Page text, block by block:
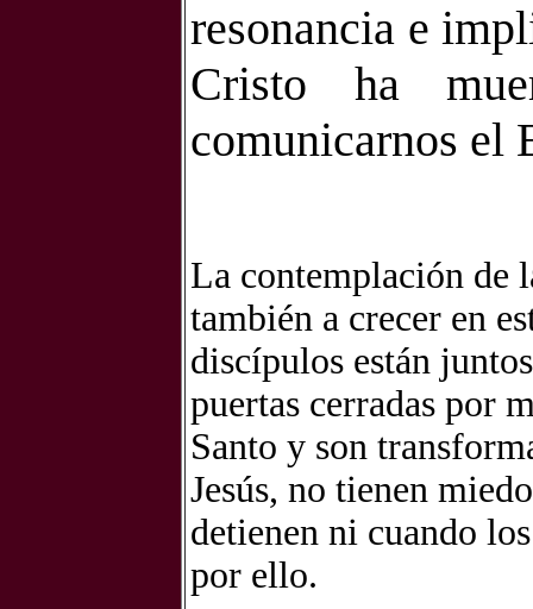
resonancia e
Cristo ha
comunicarnos el
La contemplación de
también a crecer en
discípulos están
puertas cerradas por
Santo y son
Jesús, no tienen
detienen ni cuando
por ello.